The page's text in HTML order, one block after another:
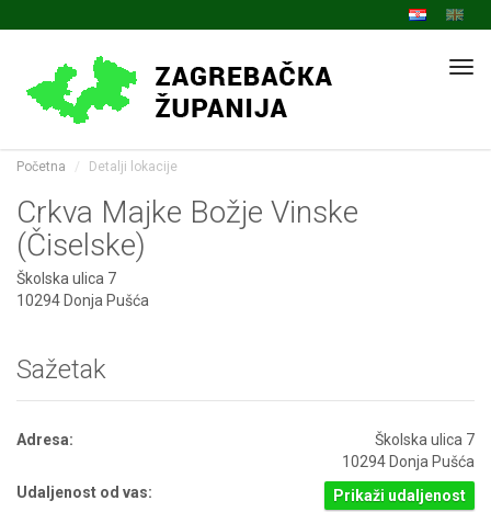
Početna Detalji lokacije
Crkva Majke Božje Vinske
(Čiselske)
Školska ulica 7
10294 Donja Pušća
Sažetak
Adresa:
Školska ulica 7
10294 Donja Pušća
Udaljenost od vas:
Prikaži udaljenost